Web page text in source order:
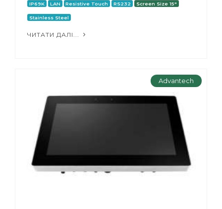
IP69K LAN Resistive Touch RS232 Screen Size 15"
Stainless Steel
ЧИТАТИ ДАЛІ...
Advantech